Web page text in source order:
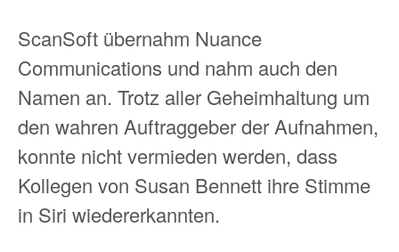
ScanSoft übernahm Nuance
Communications und nahm auch den
Namen an. Trotz aller Geheimhaltung um
den wahren Auftraggeber der Aufnahmen,
konnte nicht vermieden werden, dass
Kollegen von Susan Bennett ihre Stimme
in Siri wiedererkannten.